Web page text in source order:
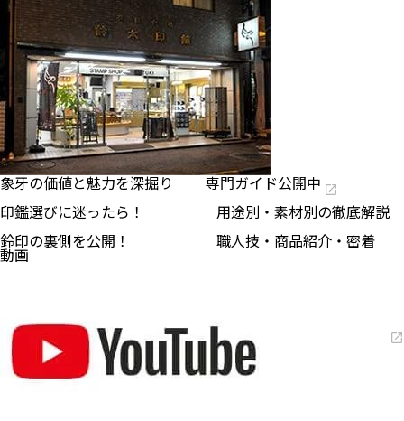
象牙の価値と魅力を深掘り 専門ガイド公開中
印鑑選びに迷ったら！ 用途別・素材別の徹底解説
鈴印の裏側を公開！ 職人技・商品紹介・密着
動画